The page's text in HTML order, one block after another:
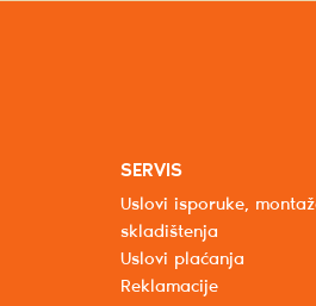
SERVIS
Uslovi isporuke,
skladištenja
Uslovi plaćanja
Reklamacije